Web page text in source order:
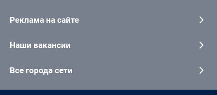
Реклама на сайте
Наши вакансии
Все города сети